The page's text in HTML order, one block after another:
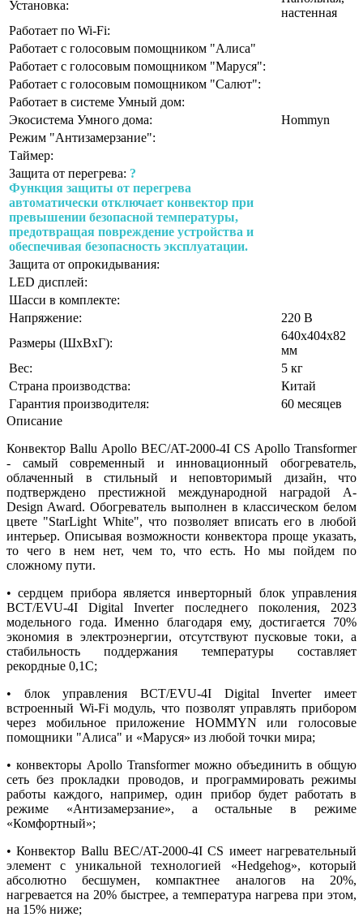
Установка:
настенная
Работает по Wi-Fi:
Работает с голосовым помощником "Алиса"
Работает с голосовым помощником "Маруся":
Работает с голосовым помощником "Салют":
Работает в системе Умный дом:
Экосистема Умного дома:
Hommyn
Режим "Антизамерзание":
Таймер:
Защита от перегрева: ?
Функция защиты от перегрева
автоматически отключает конвектор при
превышении безопасной температуры,
предотвращая повреждение устройства и
обеспечивая безопасность эксплуатации.
Защита от опрокидывания:
LED дисплей:
Шасси в комплекте:
Напряжение:
220 В
Размеры (ШхВхГ):
640х404х82
мм
Вес:
5 кг
Страна производства:
Китай
Гарантия производителя:
60 месяцев
Описание
Конвектор Ballu Apollo BEC/AT-2000-4I CS Apollo Transformer
- самый современный и инновационный обогреватель,
облаченный в стильный и неповторимый дизайн, что
подтверждено престижной международной наградой A-
Design Award. Обогреватель выполнен в классическом белом
цвете "StarLight White", что позволяет вписать его в любой
интерьер. Описывая возможности конвектора проще указать,
то чего в нем нет, чем то, что есть. Но мы пойдем по
сложному пути.
• сердцем прибора является инверторный блок управления
BCT/EVU-4I Digital Inverter последнего поколения, 2023
модельного года. Именно благодаря ему, достигается 70%
экономия в электроэнергии, отсутствуют пусковые токи, а
стабильность поддержания температуры составляет
рекордные 0,1С;
• блок управления BCT/EVU-4I Digital Inverter имеет
встроенный Wi-Fi модуль, что позволят управлять прибором
через мобильное приложение HOMMYN или голосовые
помощники "Алиса" и «Маруся» из любой точки мира;
• конвекторы Apollo Transformer можно объединить в общую
сеть без прокладки проводов, и программировать режимы
работы каждого, например, один прибор будет работать в
режиме «Антизамерзание», а остальные в режиме
«Комфортный»;
• Конвектор Ballu BEC/AT-2000-4I CS имеет нагревательный
элемент с уникальной технологией «Hedgehog», который
абсолютно бесшумен, компактнее аналогов на 20%,
нагревается на 20% быстрее, а температура нагрева при этом,
на 15% ниже;